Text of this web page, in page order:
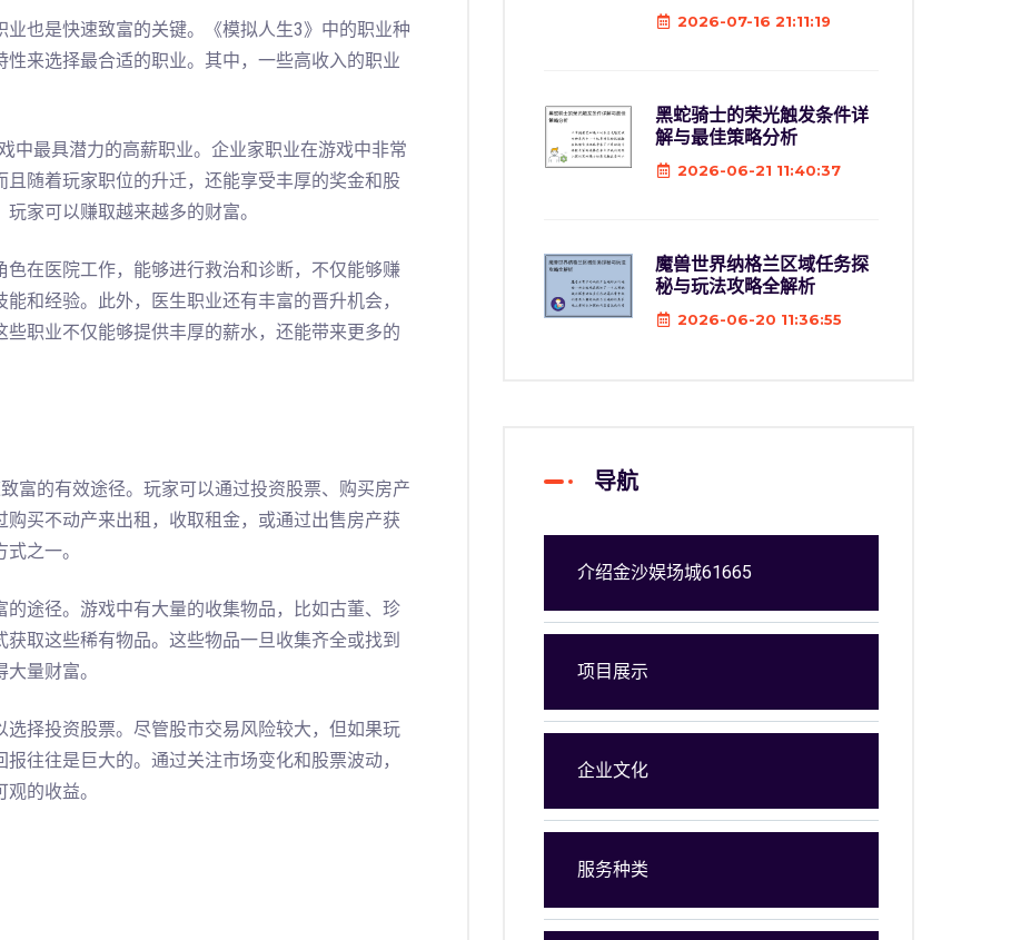
也是快速致富的关键。《模拟人生3》中的职业种
来选择最合适的职业。其中，一些高收入的职业
中最具潜力的高薪职业。企业家职业在游戏中非常
随着玩家职位的升迁，还能享受丰厚的奖金和股
家可以赚取越来越多的财富。
在医院工作，能够进行救治和诊断，不仅能够赚
和经验。此外，医生职业还有丰富的晋升机会，
职业不仅能够提供丰厚的薪水，还能带来更多的
富的有效途径。玩家可以通过投资股票、购买房产
买不动产来出租，收取租金，或通过出售房产获
之一。
途径。游戏中有大量的收集物品，比如古董、珍
取这些稀有物品。这些物品一旦收集齐全或找到
量财富。
择投资股票。尽管股市交易风险较大，但如果玩
往往是巨大的。通过关注市场变化和股票波动，
的收益。
2026-07-16 21:11:19
黑蛇骑士的荣光触发条件详
解与最佳策略分析
2026-06-21 11:40:37
魔兽世界纳格兰区域任务探
秘与玩法攻略全解析
2026-06-20 11:36:55
导航
介绍金沙娱场城61665
项目展示
企业文化
服务种类